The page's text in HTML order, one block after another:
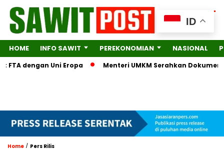
HOME INFO SAWIT PEREKONOMIAN NASIONAL
dengan Uni Eropa Menteri UMKM Serahkan Dokumen
Home / Pers Rilis
ID